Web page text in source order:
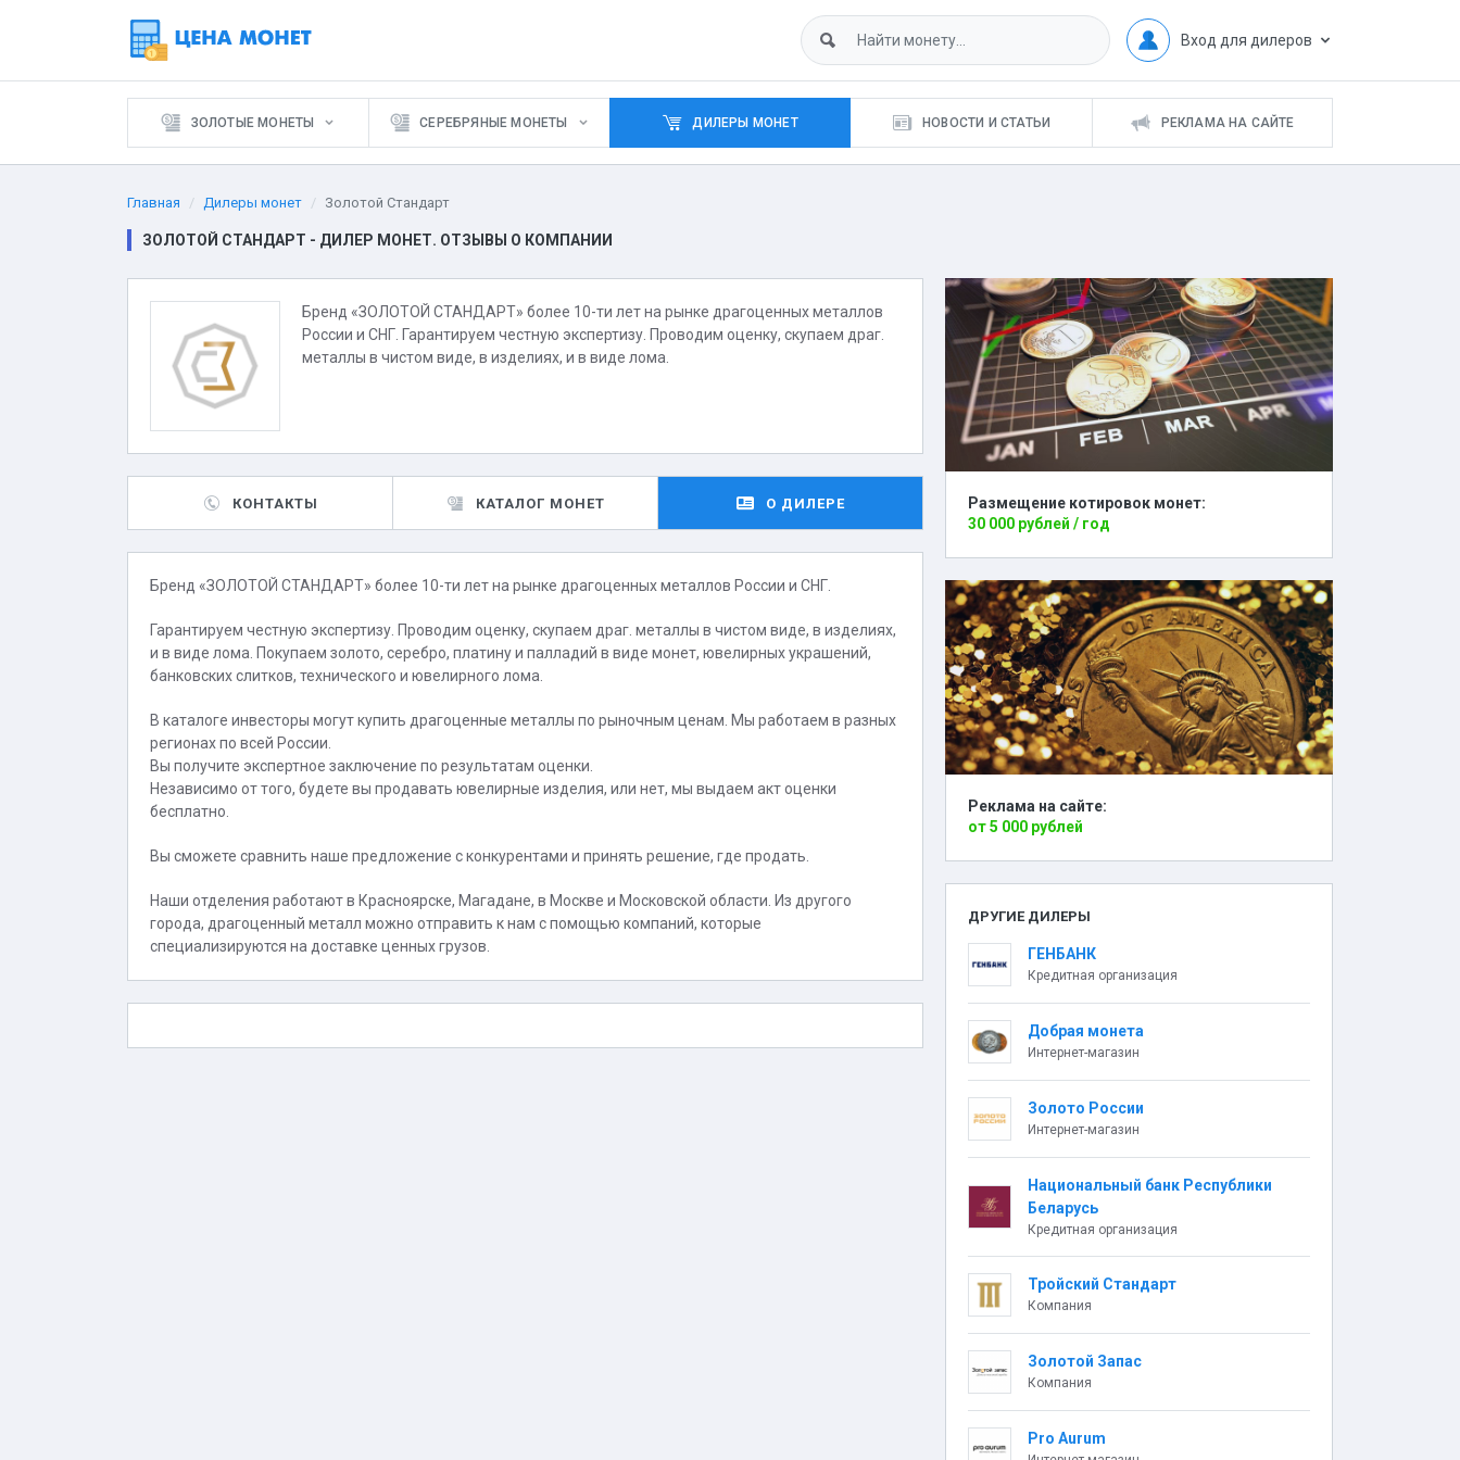
Вход для дилеров
ЗОЛОТЫЕ МОНЕТЫ СЕРЕБРЯНЫЕ МОНЕТЫ ДИЛЕРЫ МОНЕТ НОВОСТИ И СТАТЬИ РЕКЛАМА НА САЙТЕ
Главная Дилеры монет Золотой Стандарт
ЗОЛОТОЙ СТАНДАРТ - ДИЛЕР МОНЕТ. ОТЗЫВЫ О КОМПАНИИ
Бренд «ЗОЛОТОЙ СТАНДАРТ» более 10-ти лет на рынке драгоценных металлов
России и СНГ. Гарантируем честную экспертизу. Проводим оценку, скупаем драг.
металлы в чистом виде, в изделиях, и в виде лома.
КОНТАКТЫ КАТАЛОГ МОНЕТ О ДИЛЕРЕ
Бренд «ЗОЛОТОЙ СТАНДАРТ» более 10-ти лет на рынке драгоценных металлов России и СНГ.
Гарантируем честную экспертизу. Проводим оценку, скупаем драг. металлы в чистом виде, в изделиях,
и в виде лома. Покупаем золото, серебро, платину и палладий в виде монет, ювелирных украшений,
банковских слитков, технического и ювелирного лома.
В каталоге инвесторы могут купить драгоценные металлы по рыночным ценам. Мы работаем в разных
регионах по всей России.
Вы получите экспертное заключение по результатам оценки.
Независимо от того, будете вы продавать ювелирные изделия, или нет, мы выдаем акт оценки
бесплатно.
Вы сможете сравнить наше предложение с конкурентами и принять решение, где продать.
Наши отделения работают в Красноярске, Магадане, в Москве и Московской области. Из другого
города, драгоценный металл можно отправить к нам с помощью компаний, которые
специализируются на доставке ценных грузов.
Размещение котировок монет:
30 000 рублей / год
Реклама на сайте:
от 5 000 рублей
ДРУГИЕ ДИЛЕРЫ
ГЕНБАНК
Кредитная организация
Добрая монета
Интернет-магазин
Золото России
Интернет-магазин
Национальный банк Республики
Беларусь
Кредитная организация
Тройский Стандарт
Компания
Золотой Запас
Компания
Pro Aurum